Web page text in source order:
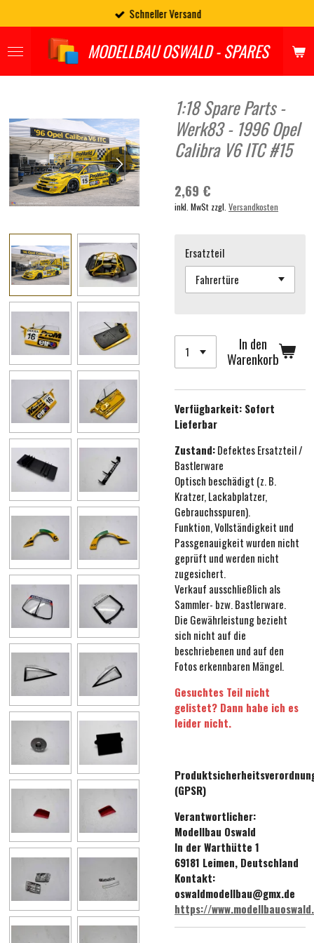
Hauptinhalt
springen
MODELLBAU OSWALD - SPARES
Schneller Versand
1:18 Spare Parts -
Werk83 - 1996 Opel
Calibra V6 ITC #15
2,69 €
inkl. MwSt zzgl. Versandkosten
Ersatzteil
In den
Warenkorb
Verfügbarkeit: Sofort
Lieferbar
Zustand:Defektes Ersatzteil /
Bastlerware
Optisch beschädigt (z. B.
Kratzer, Lackabplatzer,
Gebrauchsspuren).
Funktion, Vollständigkeit und
Passgenauigkeit wurden nicht
geprüft und werden nicht
zugesichert.
Verkauf ausschließlich als
Sammler- bzw. Bastlerware.
Die Gewährleistung bezieht
sich nicht auf die
beschriebenen und auf den
Fotos erkennbaren Mängel.
Gesuchtes Teil nicht
gelistet? Dann habe ich es
leider nicht.
(GPSR)
Verantwortlicher:
Modellbau Oswald
In der Warthütte 1
69181 Leimen, Deutschland
Kontakt:
oswaldmodellbau@gmx.de
https://